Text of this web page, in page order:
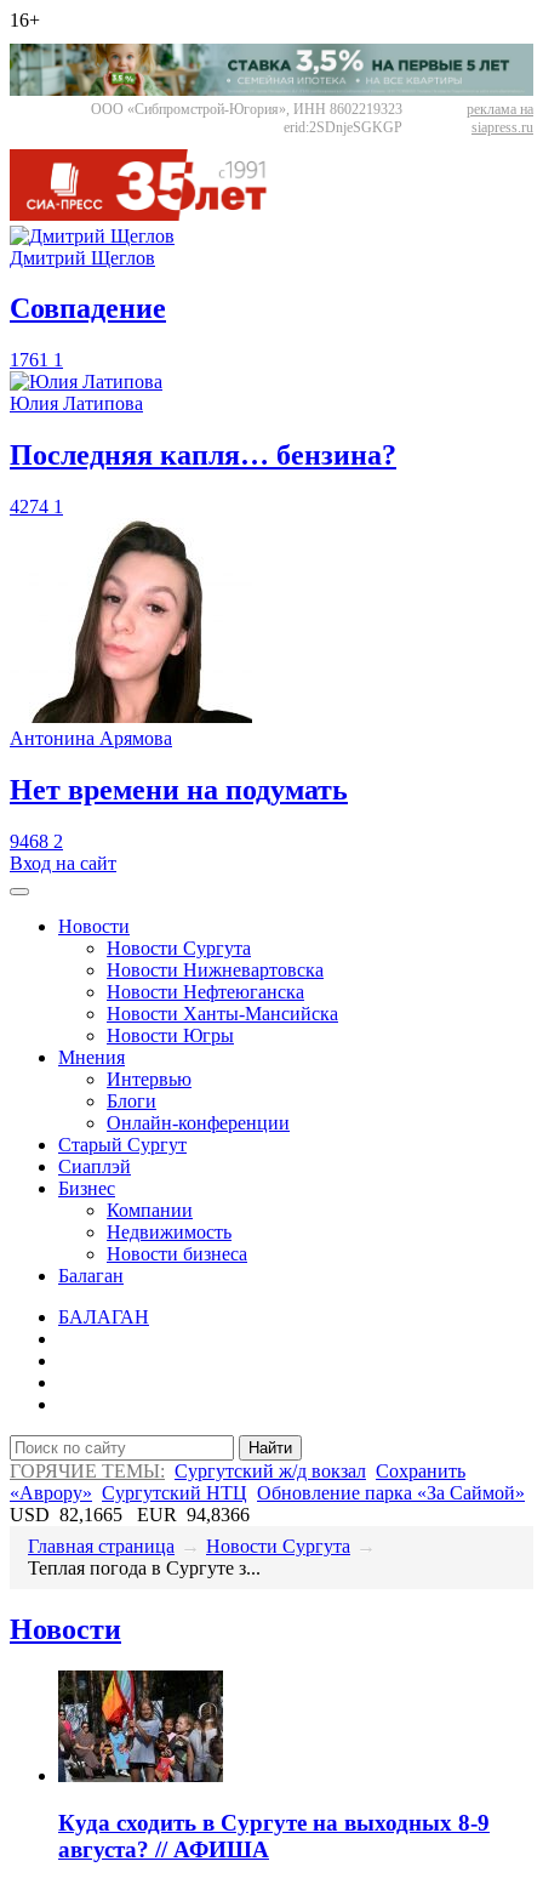
16+
ООО «Сибпромстрой-Югория», ИНН 8602219323
erid:2SDnjeSGKGP
реклама на
siapress.ru
Дмитрий Щеглов
​Совпадение
1761 1
Юлия Латипова
​Последняя капля… бензина?
4274 1
Антонина Арямова
​Нет времени на подумать
9468 2
Вход на сайт
Новости
Новости Сургута
Новости Нижневартовска
Новости Нефтеюганска
Новости Ханты-Мансийска
Новости Югры
Мнения
Интервью
Блоги
Онлайн-конференции
Старый Сургут
Сиаплэй
Бизнес
Компании
Недвижимость
Новости бизнеса
Балаган
БАЛАГАН
Найти
ГОРЯЧИЕ ТЕМЫ: Сургутский ж/д вокзал Сохранить
«Аврору» Сургутский НТЦ Обновление парка «За Саймой»
USD 82,1665 EUR 94,8366
Главная страница → Новости Сургута →
​Теплая погода в Сургуте з...
Новости
​Куда сходить в Сургуте на выходных 8-9
августа? // АФИША